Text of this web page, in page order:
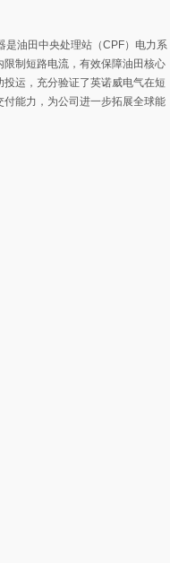
是油田中央处理站（CPF）电力系
制短路电流，有效保障油田核心
运，充分验证了英诺威电气在短
能力，为公司进一步拓展全球能